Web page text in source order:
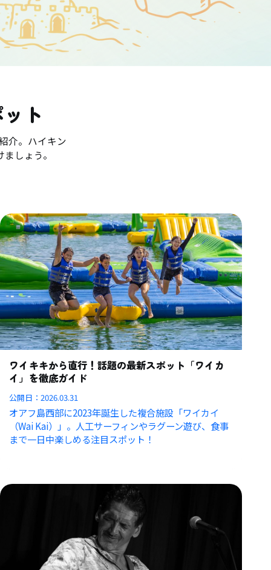
ト
介。ハイキン
しょう。
ワイキキから直行！話題の最新スポット「ワイカ
イ」を徹底ガイド
公開日：2026.03.31
オアフ島西部に2023年誕生した複合施設「ワイカイ
（Wai Kai）」。人工サーフィンやラグーン遊び、食事
まで一日中楽しめる注目スポット！